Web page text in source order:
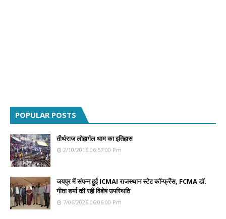
POPULAR POSTS
तीर्थराज लोहार्गल धाम का इतिहास
2/10/2016 06:57:00 Pm
जयपुर में संपन्न हुई ICMAI राजस्थान स्टेट कॉन्फ्रेंस, FCMA डॉ.
गीता शर्मा की रही विशेष उपस्थिति
7/06/2026 06:06:00 Pm